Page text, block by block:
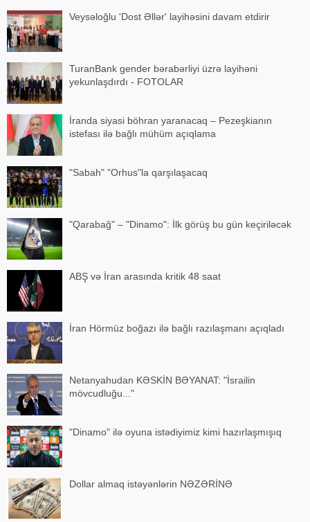
Veysəloğlu 'Dost Əllər' layihəsini davam etdirir
TuranBank gender bərabərliyi üzrə layihəni
yekunlaşdırdı - FOTOLAR
İranda siyasi böhran yaranacaq – Pezeşkianın
istefası ilə bağlı mühüm açıqlama
"Sabah" "Orhus"la qarşılaşacaq
"Qarabağ" – "Dinamo": İlk görüş bu gün keçiriləcək
ABŞ və İran arasında kritik 48 saat
İran Hörmüz boğazı ilə bağlı razılaşmanı açıqladı
Netanyahudan KƏSKİN BƏYANAT: "İsrailin
mövcudluğu..."
"Dinamo" ilə oyuna istədiyimiz kimi hazırlaşmışıq
Dollar almaq istəyənlərin NƏZƏRİNƏ